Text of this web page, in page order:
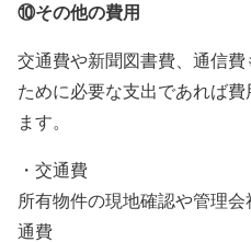
⑩その他の費用
交通費や新聞図書費、通信
ために必要な支出であれば
ます。
・交通費
所有物件の現地確認や管理
通費